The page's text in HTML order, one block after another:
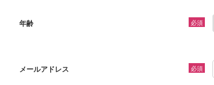
年齢 必須
メールアドレス 必須